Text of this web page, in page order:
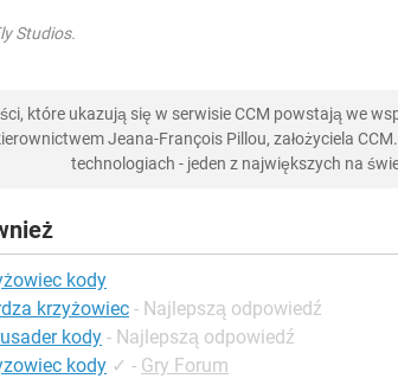
Studios.
które ukazują się w serwisie CCM powstają we
Jeana-François Pillou, założyciela
technologiach - jeden z największych na
kody
krzyżowiec - Najlepszą odpowiedź
kody - Najlepszą odpowiedź
kody ✓ - Gry Forum